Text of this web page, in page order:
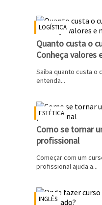
LOGÍSTICA
Quanto custa o
Conheça valores
Saiba quanto custa o
entenda...
ESTÉTICA
Como se tornar
profissional
Começar com um
profissional ajuda a...
INGLÊS